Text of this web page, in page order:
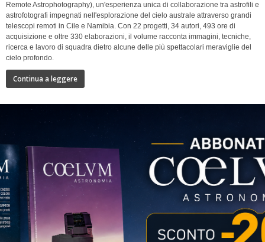
Remote Astrophotography), un'esperienza unica di collaborazione tra astrofili e
astrofotografi impegnati nell'esplorazione del cielo australe attraverso grandi
telescopi remoti in Cile e Namibia. Con 22 progetti, 34 autori, 493 ore di
acquisizione e oltre 330 elaborazioni, il volume racconta immagini, tecniche,
ricerca e lavoro di squadra dietro alcune delle più spettacolari meraviglie del
cielo profondo.
Continua a leggere